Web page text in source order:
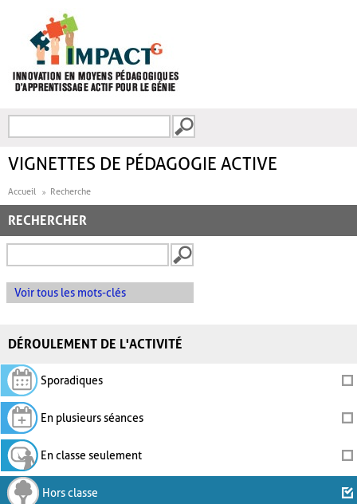
FORMULAIRE DE
VIGNETTES DE PÉDAGOGIE ACTIVE
Accueil Recherche
RECHERCHER
Voir tous les mots-clés
DÉROULEMENT DE L'ACTIVITÉ
Sporadiques
En plusieurs séances
En classe seulement
Hors classe